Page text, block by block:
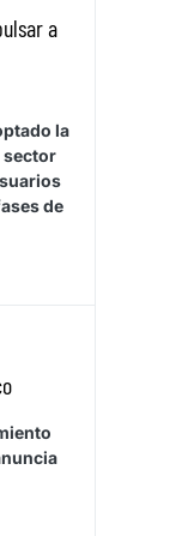
a
la
sector
de